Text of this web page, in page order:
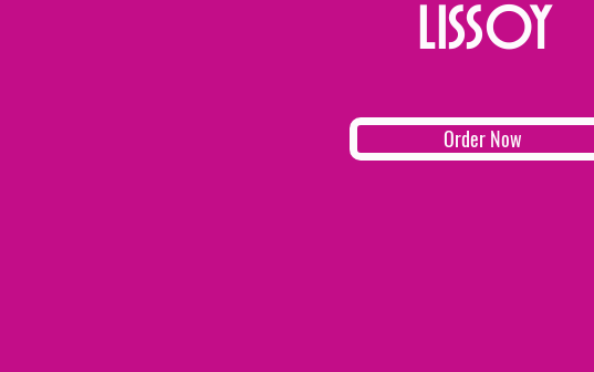
LISSOY
Order Now